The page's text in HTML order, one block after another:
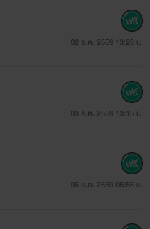
นทางชีวิตที่ไม่ได้โปรยไปด้วย
02 ธ.ค. 2559 13:23 น.
03 ธ.ค. 2559 13:15 น.
05 ธ.ค. 2559 05:56 น.